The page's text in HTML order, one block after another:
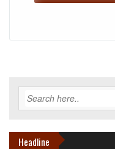
Headline